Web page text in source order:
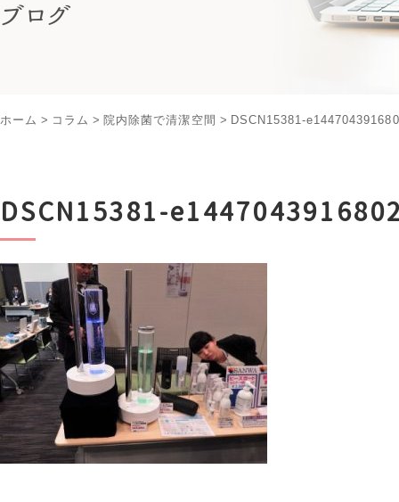
ブログ
ホーム > コラム > 院内除菌で清潔空間 > DSCN15381-
DSCN15381-